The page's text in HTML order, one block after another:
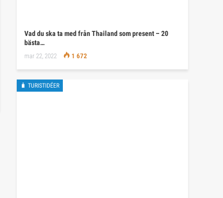
Vad du ska ta med från Thailand som present – 20
bästa…
mar 22, 2022 1 672
🧳 TURISTIDÉER